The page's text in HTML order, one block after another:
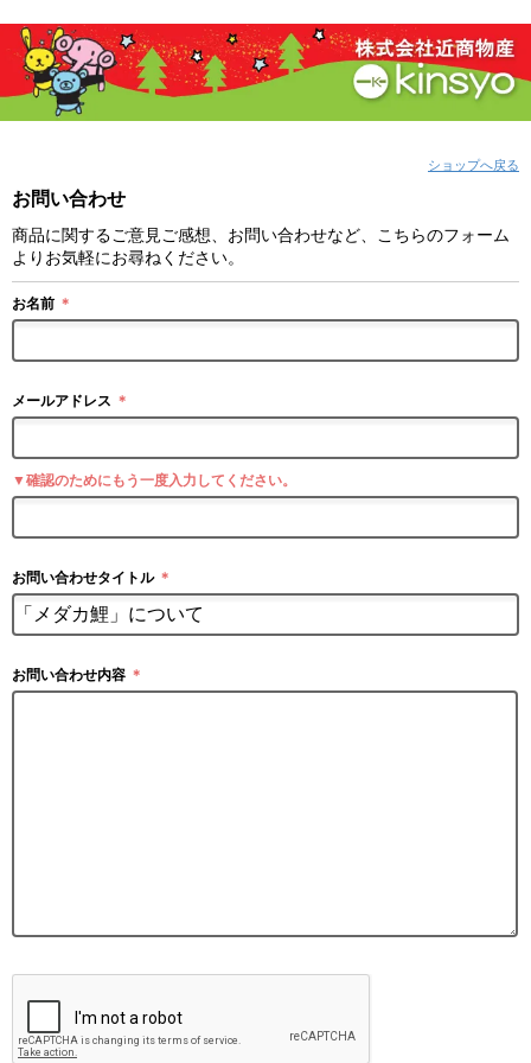
ショップへ戻る
お問い合わせ
商品に関するご意見ご感想、お問い合わせなど、こちらのフォーム
よりお気軽にお尋ねください。
お名前 ＊
メールアドレス ＊
▼確認のためにもう一度入力してください。
お問い合わせタイトル ＊
お問い合わせ内容 ＊